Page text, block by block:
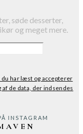
søde desserter,
og meget mere.
har læst og accepterer
de data, der indsendes
INSTAGRAM